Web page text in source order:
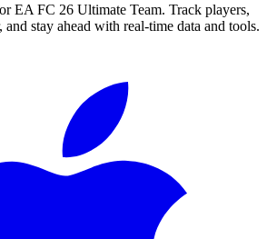
EA FC 26 Ultimate Team. Track players,
stay ahead with real-time data and tools.